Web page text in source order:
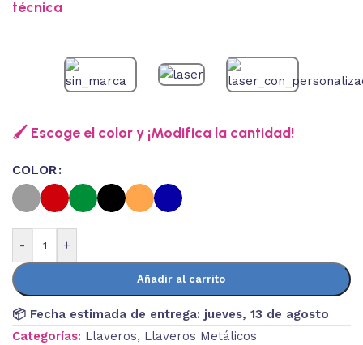
técnica
🖌️ Escoge el color y ¡Modifica la cantidad!
COLOR
- +
Añadir al carrito
📦 Fecha estimada de entrega: jueves, 13 de agosto
Categorías: Llaveros, Llaveros Metálicos